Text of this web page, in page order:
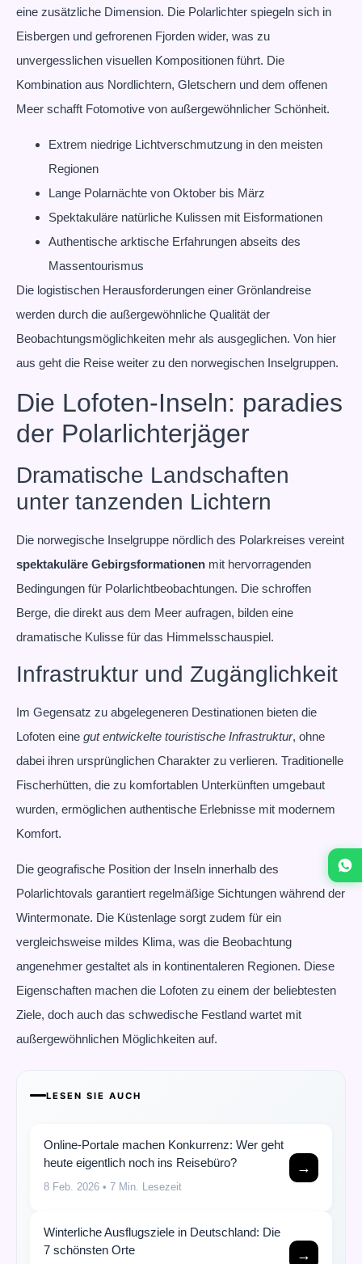
eine zusätzliche Dimension. Die Polarlichter spiegeln sich in
Eisbergen und gefrorenen Fjorden wider, was zu
unvergesslichen visuellen Kompositionen führt. Die
Kombination aus Nordlichtern, Gletschern und dem offenen
Meer schafft Fotomotive von außergewöhnlicher Schönheit.
Extrem niedrige Lichtverschmutzung in den meisten
Regionen
Lange Polarnächte von Oktober bis März
Spektakuläre natürliche Kulissen mit Eisformationen
Authentische arktische Erfahrungen abseits des
Massentourismus
Die logistischen Herausforderungen einer Grönlandreise
werden durch die außergewöhnliche Qualität der
Beobachtungsmöglichkeiten mehr als ausgeglichen. Von hier
aus geht die Reise weiter zu den norwegischen Inselgruppen.
Die Lofoten-Inseln: paradies
der Polarlichterjäger
Dramatische Landschaften
unter tanzenden Lichtern
Die norwegische Inselgruppe nördlich des Polarkreises vereint
spektakuläre Gebirgsformationen mit hervorragenden
Bedingungen für Polarlichtbeobachtungen. Die schroffen
Berge, die direkt aus dem Meer aufragen, bilden eine
dramatische Kulisse für das Himmelsschauspiel.
Infrastruktur und Zugänglichkeit
Im Gegensatz zu abgelegeneren Destinationen bieten die
Lofoten eine gut entwickelte touristische Infrastruktur, ohne
dabei ihren ursprünglichen Charakter zu verlieren. Traditionelle
Fischerhütten, die zu komfortablen Unterkünften umgebaut
wurden, ermöglichen authentische Erlebnisse mit modernem
Komfort.
Die geografische Position der Inseln innerhalb des
Polarlichtovals garantiert regelmäßige Sichtungen während der
Wintermonate. Die Küstenlage sorgt zudem für ein
vergleichsweise mildes Klima, was die Beobachtung
angenehmer gestaltet als in kontinentaleren Regionen. Diese
Eigenschaften machen die Lofoten zu einem der beliebtesten
Ziele, doch auch das schwedische Festland wartet mit
außergewöhnlichen Möglichkeiten auf.
LESEN SIE AUCH
Online-Portale machen Konkurrenz: Wer geht
heute eigentlich noch ins Reisebüro?
8 Feb. 2026 • 7 Min. Lesezeit
→
Winterliche Ausflugsziele in Deutschland: Die
7 schönsten Orte
→